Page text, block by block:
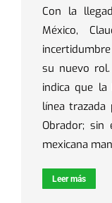
Con la
México,
su nuevo
indica que la
línea trazada
Obrador; sin
mexicana
Leer más